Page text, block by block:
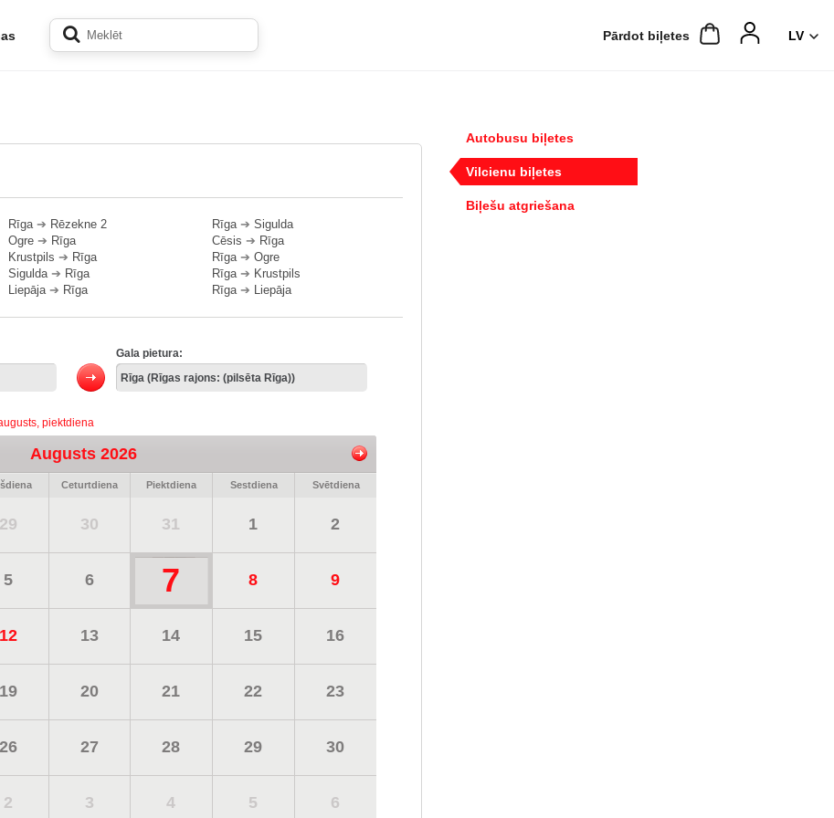
Pārdot biļetes
Rīga➔ Rēzekne 2
Ogre ➔ Rīga
Krustpils ➔ Rīga
Sigulda➔ Rīga
Liepāja➔ Rīga
Rīga➔ Sigulda
Cēsis ➔ Rīga
Rīga➔ Ogre
Rīga➔ Krustpils
Rīga➔ Liepāja
Gala pietura:
piektdiena
Augusts 2026
Ceturtdiena Piektdiena Sestdiena Svētdiena
29 30 31 1 2
5 6 7 8 9
12 13 14 15 16
19 20 21 22 23
26 27 28 29 30
2 3 4 5 6
Autobusu biļetes
Vilcienu biļetes
Biļešu atgriešana